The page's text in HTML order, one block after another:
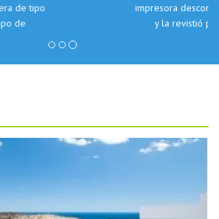
desconocida tomó una galera de tipo
para hacer un libro tipo de
Ha sobrevivido no solo cinco siglos,